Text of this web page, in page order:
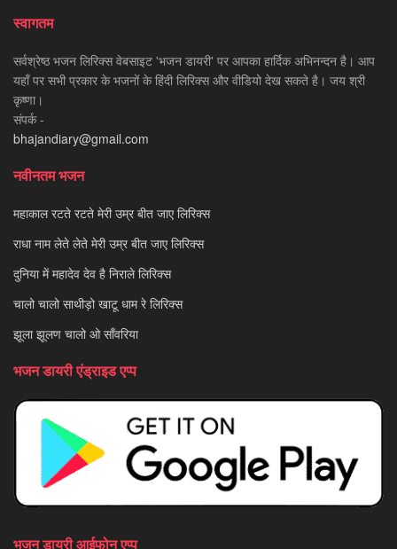
स्वागतम
सर्वश्रेष्ठ भजन लिरिक्स वेबसाइट 'भजन डायरी' पर आपका हार्दिक अभिनन्दन है। आप
यहाँ पर सभी प्रकार के भजनों के हिंदी लिरिक्स और वीडियो देख सकते है। जय श्री
कृष्णा।
संपर्क -
bhajandiary@gmail.com
नवीनतम भजन
महाकाल रटते रटते मेरी उम्र बीत जाए लिरिक्स
राधा नाम लेते लेते मेरी उम्र बीत जाए लिरिक्स
दुनिया में महादेव देव है निराले लिरिक्स
चालो चालो साथीड़ो खाटू धाम रे लिरिक्स
झूला झूलण चालो ओ साँवरिया
भजन डायरी एंड्राइड एप्प
भजन डायरी आईफोन एप्प